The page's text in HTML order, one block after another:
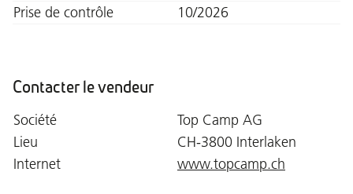
Prise de contrôle
10/2026
Contacter le vendeur
Société
Top Camp AG
Lieu
CH-3800 Interlaken
Internet
www.topcamp.ch